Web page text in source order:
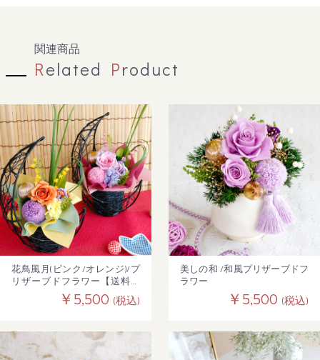
関連商品
Related Product
花鳥風月(ピンク/オレンジ)/プ
リザーブドフラワー【送料無
￥5,500 (税込)
美しの和 /和風プリザーブドフ
ラワー
￥5,500 (税込)